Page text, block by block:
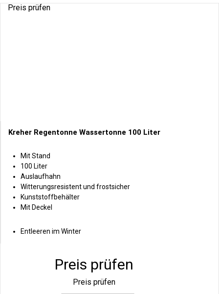
Preis prüfen
Kreher Regentonne Wassertonne 100 Liter
Mit Stand
100 Liter
Auslaufhahn
Witterungsresistent und frostsicher
Kunststoffbehälter
Mit Deckel
Entleeren im Winter
Preis prüfen
Preis prüfen